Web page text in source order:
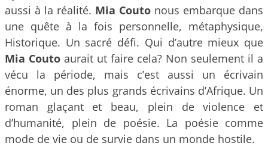
aussi à la réalité. Mia Couto nous embarque dans
une quête à la fois personnelle, métaphysique,
Historique. Un sacré défi. Qui d’autre mieux que
Mia Couto aurait ut faire cela? Non seulement il a
vécu la période, mais c’est aussi un écrivain
énorme, un des plus grands écrivains d’Afrique. Un
roman glaçant et beau, plein de violence et
d’humanité, plein de poésie. La poésie comme
mode de vie ou de survie dans un monde hostile.